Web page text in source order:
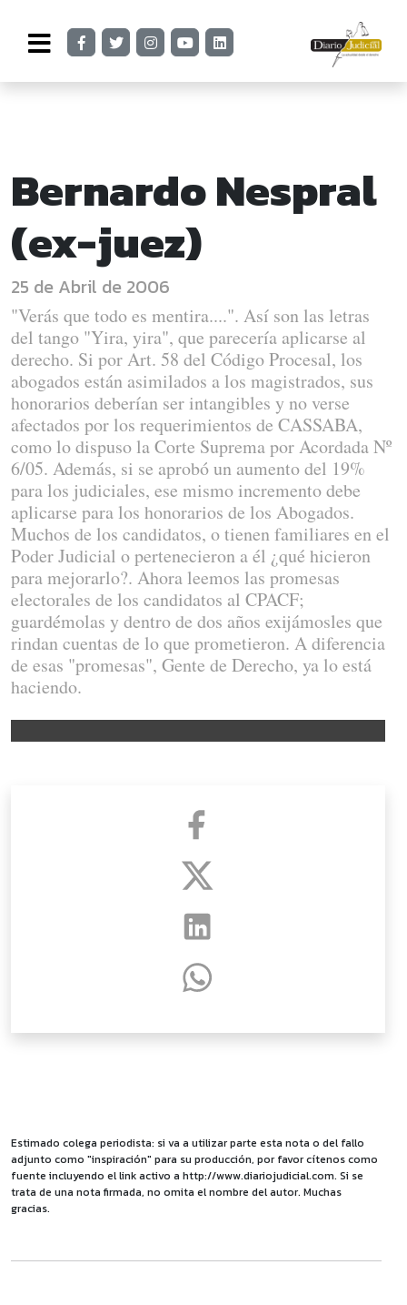
Bernardo Nespral
(ex-juez)
25 de Abril de 2006
"Verás que todo es mentira....". Así son las letras
del tango "Yira, yira", que parecería aplicarse al
derecho. Si por Art. 58 del Código Procesal, los
abogados están asimilados a los magistrados, sus
honorarios deberían ser intangibles y no verse
afectados por los requerimientos de CASSABA,
como lo dispuso la Corte Suprema por Acordada Nº
6/05. Además, si se aprobó un aumento del 19%
para los judiciales, ese mismo incremento debe
aplicarse para los honorarios de los Abogados.
Muchos de los candidatos, o tienen familiares en el
Poder Judicial o pertenecieron a él ¿qué hicieron
para mejorarlo?. Ahora leemos las promesas
electorales de los candidatos al CPACF;
guardémolas y dentro de dos años exijámosles que
rindan cuentas de lo que prometieron. A diferencia
de esas "promesas", Gente de Derecho, ya lo está
haciendo.
Estimado colega periodista: si va a utilizar parte esta nota o del fallo
adjunto como "inspiración" para su producción, por favor cítenos como
fuente incluyendo el link activo a http://www.diariojudicial.com. Si se
trata de una nota firmada, no omita el nombre del autor. Muchas
gracias.